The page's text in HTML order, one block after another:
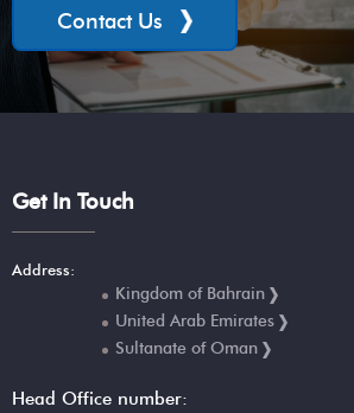
Contact Us
Get In Touch
Address:
Kingdom of Bahrain
United Arab Emirates
Sultanate of Oman
Head Office number: